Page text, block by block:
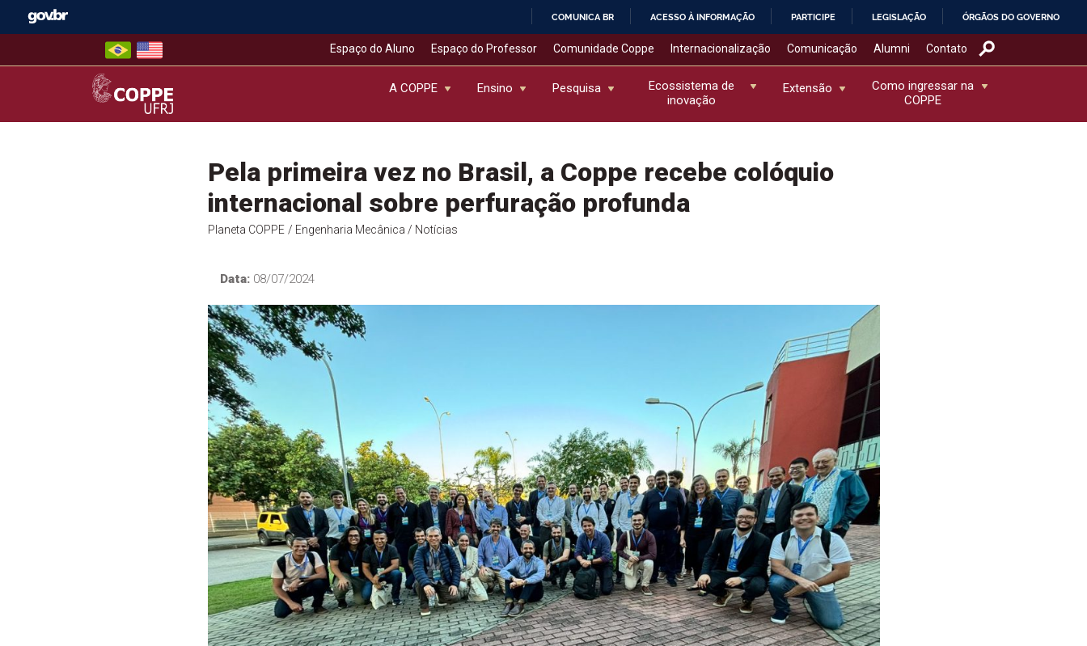
COMUNICA BR ACESSO À INFORMAÇÃO PARTICIPE LEGISLAÇÃO ÓRGÃOS DO GOVERNO
Espaço do Aluno Espaço do Professor Comunidade Coppe Internacionalização Comunicação Alumni Contato
COPPE – UFRJ
A COPPE Ensino Pesquisa
Ecossistema de
inovação
Extensão
Como ingressar na
COPPE
Pela primeira vez no Brasil, a Coppe recebe colóquio
internacional sobre perfuração profunda
Planeta COPPE / Engenharia Mecânica / Notícias
Data:08/07/2024